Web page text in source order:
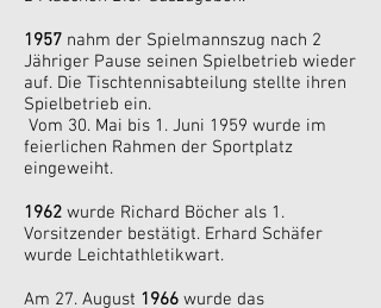
1957 nahm der Spielmannszug nach 2
Jähriger Pause seinen Spielbetrieb wieder
auf. Die Tischtennisabteilung stellte ihren
Spielbetrieb ein.
Vom 30. Mai bis 1. Juni 1959 wurde im
feierlichen Rahmen der Sportplatz
eingeweiht.
1962 wurde Richard Böcher als 1.
Vorsitzender bestätigt. Erhard Schäfer
wurde Leichtathletikwart.
Am 27. August 1966 wurde das